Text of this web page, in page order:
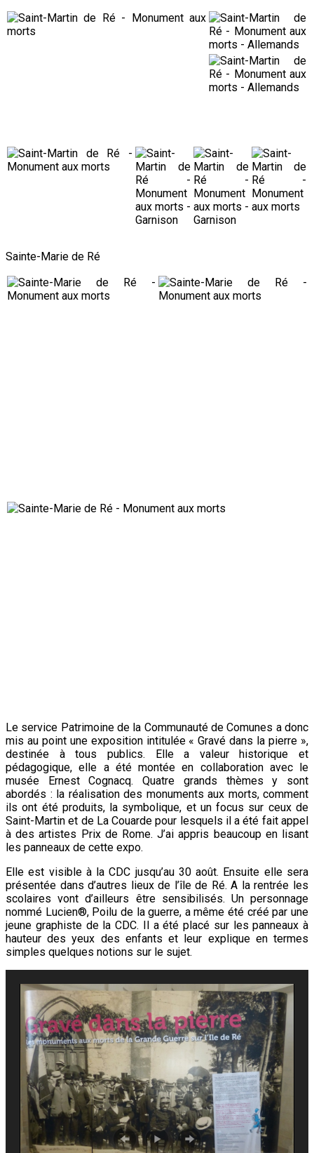
Sainte-Marie de Ré
Le service Patrimoine de la Communauté de Comunes a donc
mis au point une exposition intitulée « Gravé dans la pierre »,
destinée à tous publics. Elle a valeur historique et
pédagogique, elle a été montée en collaboration avec le
musée Ernest Cognacq. Quatre grands thèmes y sont
abordés : la réalisation des monuments aux morts, comment
ils ont été produits, la symbolique, et un focus sur ceux de
Saint-Martin et de La Couarde pour lesquels il a été fait appel
à des artistes Prix de Rome. J’ai appris beaucoup en lisant
les panneaux de cette expo.
Elle est visible à la CDC jusqu’au 30 août. Ensuite elle sera
présentée dans d’autres lieux de l’île de Ré. A la rentrée les
scolaires vont d’ailleurs être sensibilisés. Un personnage
nommé Lucien®, Poilu de la guerre, a même été créé par une
jeune graphiste de la CDC. Il a été placé sur les panneaux à
hauteur des yeux des enfants et leur explique en termes
simples quelques notions sur le sujet.